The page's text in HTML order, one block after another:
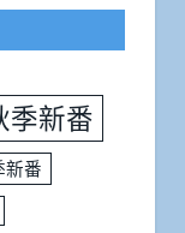
季新番
新番